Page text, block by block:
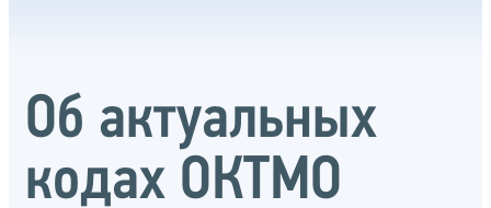
Об актуальных
кодах ОКТМО